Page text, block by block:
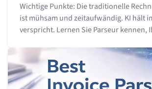
Wichtige Punkte: Die traditionelle
ist mühsam und zeitaufwändig. KI hält
verspricht. Lernen Sie Parseur kennen,